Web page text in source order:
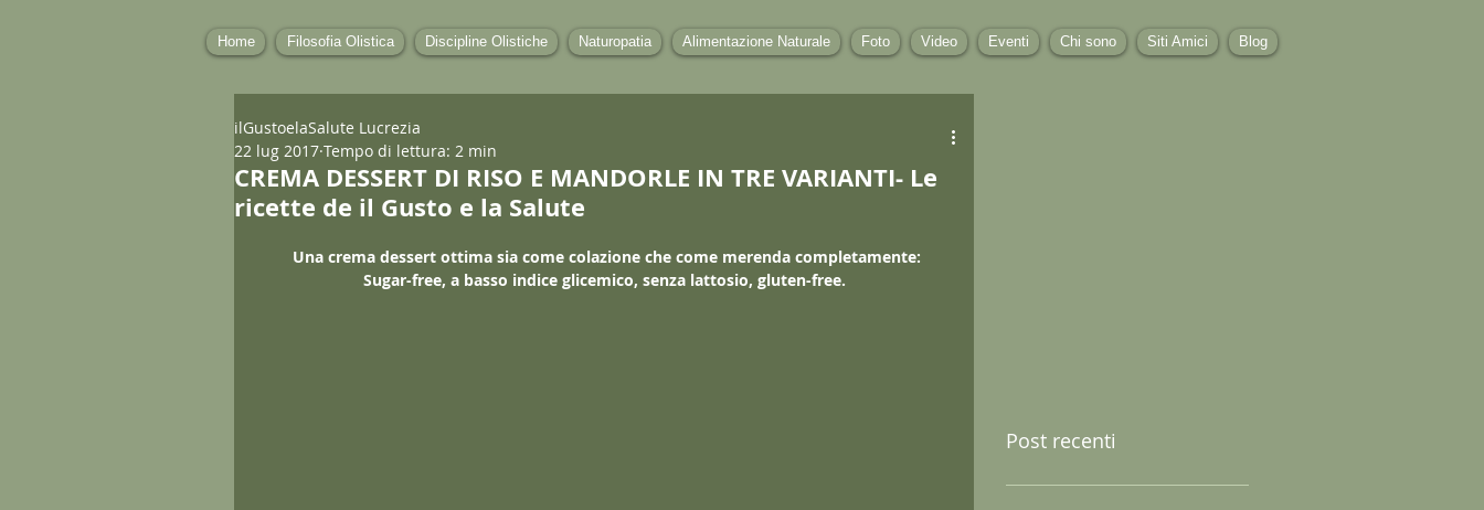
Home Filosofia Olistica Discipline Olistiche Naturopatia Alimentazione Naturale Foto Video Eventi Chi sono Siti Amici Blog
CREMA DESSERT DI RISO E MANDORLE IN TRE VARIANTI- Le
ricette de il Gusto e la Salute
ilGustoelaSalute Lucrezia
22 lug 2017 Tempo di lettura: 2 min
Una crema dessert ottima sia come colazione che come merenda completamente:
Sugar-free, a basso indice glicemico, senza lattosio, gluten-free.
Post recenti